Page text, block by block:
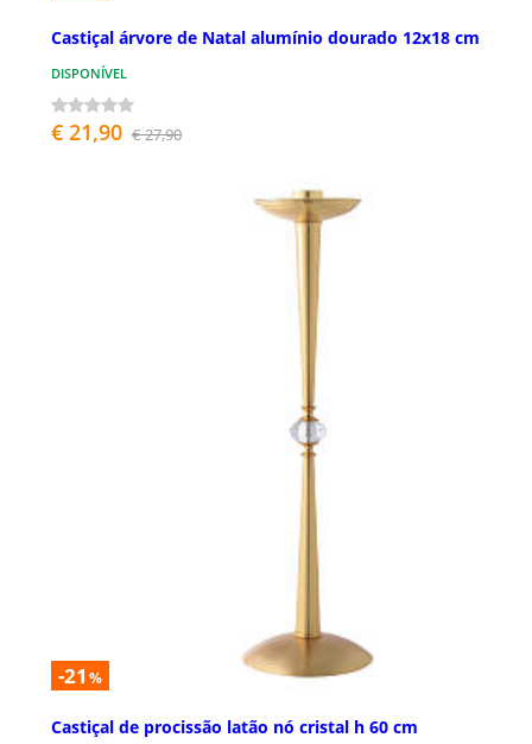
Castiçal árvore de Natal alumínio dourado 12x18 cm
DISPONÍVEL
€ 21,90 € 27,90
-21 %
Castiçal de procissão latão nó cristal h 60 cm